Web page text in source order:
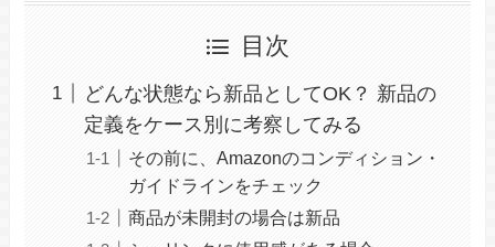
目次
どんな状態なら新品としてOK？ 新品の
定義をケース別に考察してみる
その前に、Amazonのコンディション・
ガイドラインをチェック
商品が未開封の場合は新品